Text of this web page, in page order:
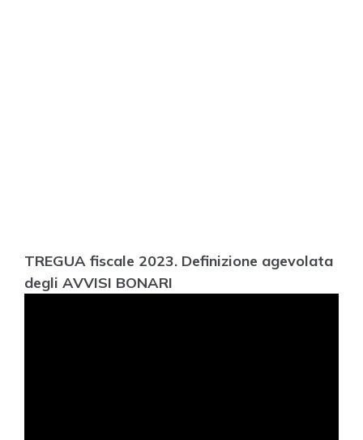
TREGUA fiscale 2023. Definizione agevolata
degli AVVISI BONARI